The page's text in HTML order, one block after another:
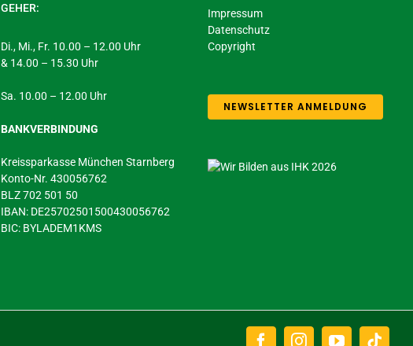
GEHER:
Di., Mi., Fr. 10.00 – 12.00 Uhr
& 14.00 – 15.30 Uhr
Sa. 10.00 – 12.00 Uhr
BANKVERBINDUNG
Kreissparkasse München Starnberg
Konto-Nr. 430056762
BLZ 702 501 50
IBAN: DE25702501500430056762
BIC: BYLADEM1KMS
Impressum
Datenschutz
Copyright
NEWSLETTER ANMELDUNG